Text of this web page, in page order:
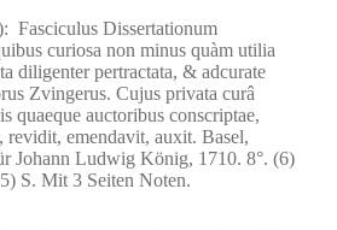
Fasciculus Dissertationum
curiosa non minus quàm utilia
diligenter pertractata, & adcurate
Zvingerus. Cujus privata curâ
quaeque auctoribus conscriptae,
revidit, emendavit, auxit. Basel,
Johann Ludwig König, 1710. 8°. (6)
S. Mit 3 Seiten Noten.